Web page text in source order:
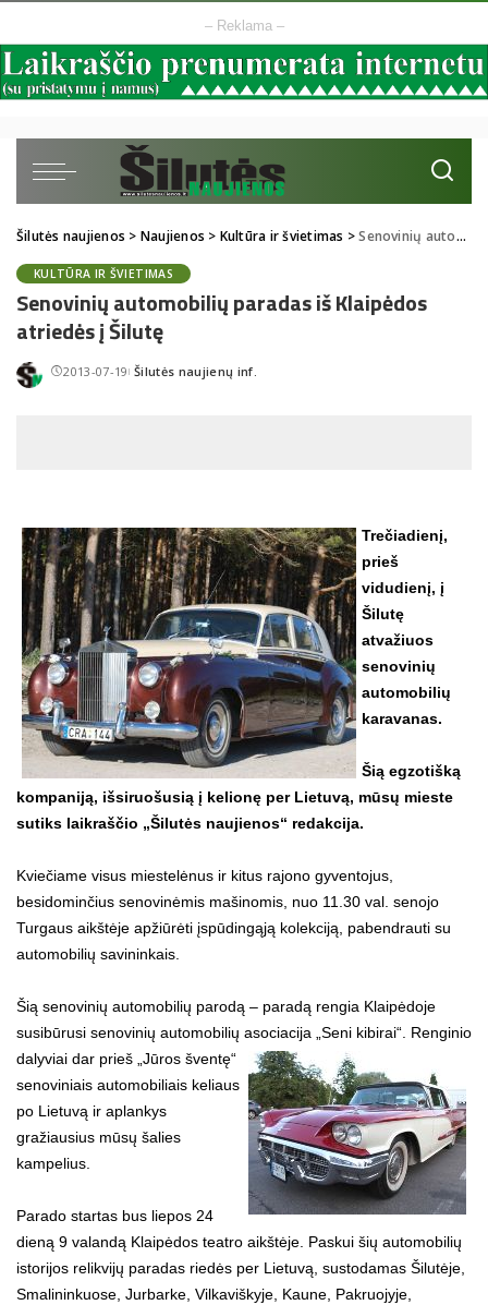
– Reklama –
Šilutės naujienos > Naujienos > Kultūra ir švietimas >Senovinių automobilių paradas iš Klaipėdos atriedės į Šilutę
KULTŪRA IR ŠVIETIMAS
Senovinių automobilių paradas iš Klaipėdos
atriedės į Šilutę
2013-07-19Posted
Šilutės naujienų inf.
Trečiadienį,
prieš
vidudienį, į
Šilutę
atvažiuos
senovinių
automobilių
karavanas.
Šią egzotišką
kompaniją, išsiruošusią į kelionę per Lietuvą, mūsų mieste
sutiks laikraščio „Šilutės naujienos“ redakcija.
Kviečiame visus miestelėnus ir kitus rajono gyventojus,
besidominčius senovinėmis mašinomis, nuo 11.30 val. senojo
Turgaus aikštėje apžiūrėti įspūdingąją kolekciją, pabendrauti su
automobilių savininkais.
Šią senovinių automobilių parodą – paradą rengia Klaipėdoje
susibūrusi senovinių automobilių asociacija „Seni kibirai“. Renginio
dalyviai dar prieš „Jūros šventę“
senoviniais automobiliais keliaus
po Lietuvą ir aplankys
gražiausius mūsų šalies
kampelius.
Parado startas bus liepos 24
dieną 9 valandą Klaipėdos teatro aikštėje. Paskui šių automobilių
istorijos relikvijų paradas riedės per Lietuvą, sustodamas Šilutėje,
Smalininkuose, Jurbarke, Vilkaviškyje, Kaune, Pakruojyje,